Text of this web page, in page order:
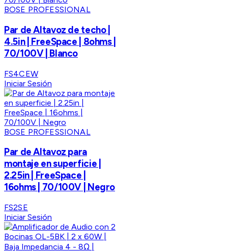
BOSE PROFESSIONAL
Par de Altavoz de techo |
4.5in | FreeSpace | 8ohms |
70/100V | Blanco
FS4CEW
Iniciar Sesión
BOSE PROFESSIONAL
Par de Altavoz para
montaje en superficie |
2.25in | FreeSpace |
16ohms | 70/100V | Negro
FS2SE
Iniciar Sesión